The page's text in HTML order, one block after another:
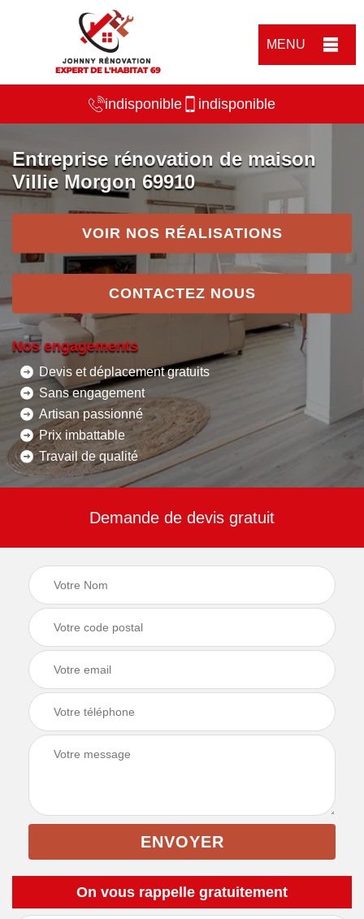
MENU
indisponible indisponible
Entreprise rénovation de maison
Villie Morgon 69910
VOIR NOS RÉALISATIONS
CONTACTEZ NOUS
Nos engagements
Devis et déplacement gratuits
Sans engagement
Artisan passionné
Prix imbattable
Travail de qualité
Demande de devis gratuit
On vous rappelle gratuitement